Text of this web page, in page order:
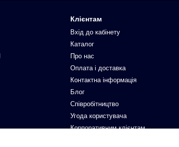
Клієнтам
Вхід до кабінету
Каталог
Про нас
Оплата і доставка
Контактна інформація
Блог
Співробітництво
Угода користувача
Корпоративним клієнтам